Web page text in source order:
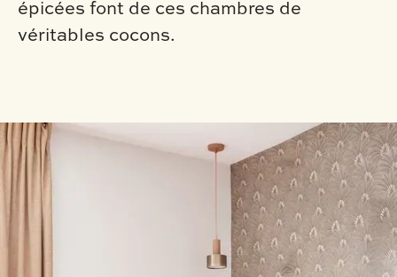
épicées font de ces chambres de
véritables cocons.